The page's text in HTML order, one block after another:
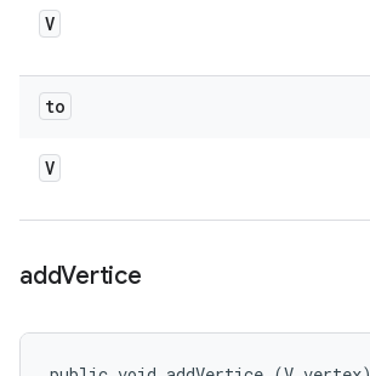
V
to
V
addVertice